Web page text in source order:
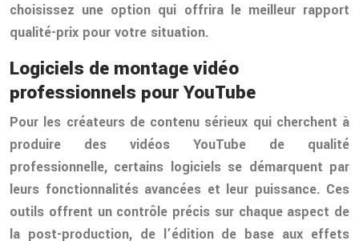
choisissez une option qui offrira le meilleur rapport
qualité-prix pour votre situation.
Logiciels de montage vidéo
professionnels pour YouTube
Pour les créateurs de contenu sérieux qui cherchent à
produire des vidéos YouTube de qualité
professionnelle, certains logiciels se démarquent par
leurs fonctionnalités avancées et leur puissance. Ces
outils offrent un contrôle précis sur chaque aspect de
la post-production, de l’édition de base aux effets